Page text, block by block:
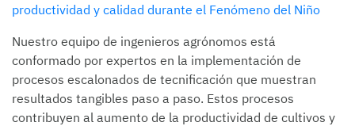
productividad y calidad durante el Fenómeno del Niño
Nuestro equipo de ingenieros agrónomos está
conformado por expertos en la implementación de
procesos escalonados de tecnificación que muestran
resultados tangibles paso a paso. Estos procesos
contribuyen al aumento de la productividad de cultivos y